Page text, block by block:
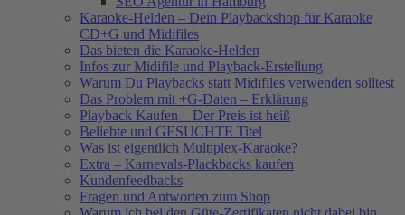
Karaoke-Helden – Dein Playbackshop für Karaoke
CD+G und Midifiles
Das bieten die Karaoke-Helden
Infos zur Midifile und Playback-Erstellung
Warum Du Playbacks statt Midifiles verwenden solltest
Das Problem mit +G-Daten – Erklärung
Playback Kaufen – Der Preis ist heiß
Beliebte und GESUCHTE Titel
Was ist eigentlich Multiplex-Karaoke?
Extra – Karnevals-Plackbacks kaufen
Kundenfeedbacks
Fragen und Antworten zum Shop